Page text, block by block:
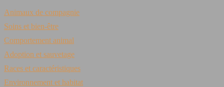
Animaux de compagnie
Soins et bien-être
Comportement animal
Adoption et sauvetage
Races et caractéristiques
Environnement et habitat